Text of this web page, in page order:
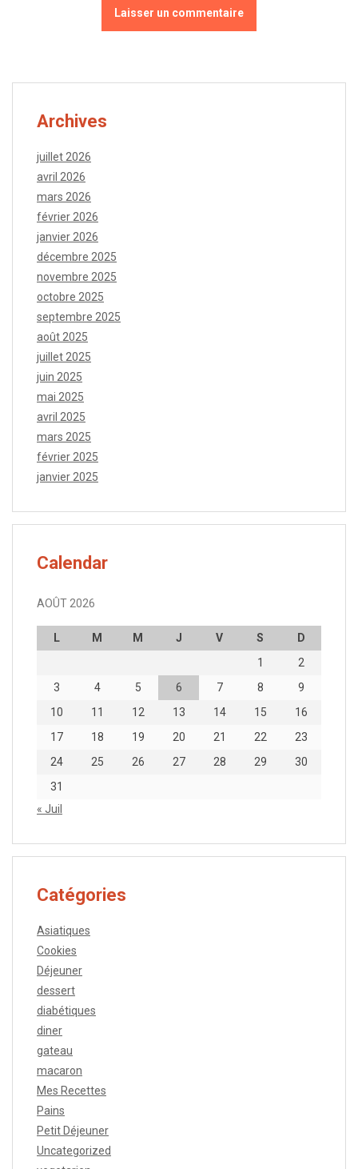
Archives
juillet 2026
avril 2026
mars 2026
février 2026
janvier 2026
décembre 2025
novembre 2025
octobre 2025
septembre 2025
août 2025
juillet 2025
juin 2025
mai 2025
avril 2025
mars 2025
février 2025
janvier 2025
Calendar
AOÛT 2026
L M M J V S
D
1
2
3
4 5 6 7 8
9
10
11 12 13 14 15
16
17
18 19 20 21 22
23
24
25 26 27 28 29
30
31
« Juil
Catégories
Asiatiques
Cookies
Déjeuner
dessert
diabétiques
diner
gateau
macaron
Mes Recettes
Pains
Petit Déjeuner
Uncategorized